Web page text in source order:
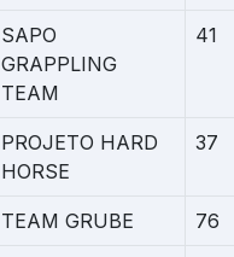
SAPO
GRAPPLING
TEAM
41
PROJETO HARD
HORSE
37
TEAM GRUBE 76